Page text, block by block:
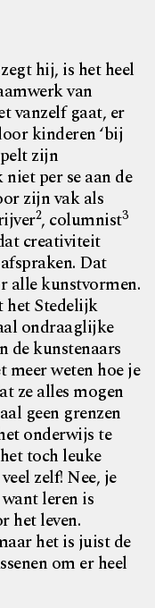
hij, is het heel
van
vanzelf gaat, er
kinderen ‘bij
zijn
per se aan de
zijn vak als
2, columnist3
creativiteit
Dat
alle kunstvormen.
het Stedelijk
ondraaglijke
de kunstenaars
meer weten hoe je
ze alles mogen
geen grenzen
onderwijs te
toch leuke
zelf! Nee, je
leren is
het leven.
het is juist de
om er heel